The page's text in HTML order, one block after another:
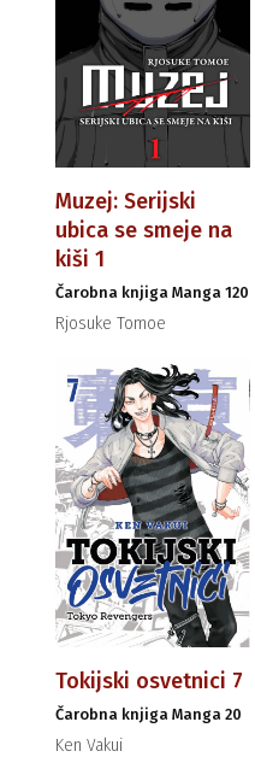
Muzej: Serijski
ubica se smeje na
kiši 1
Čarobna knjiga Manga 120
Rjosuke Tomoe
Tokijski osvetnici 7
Čarobna knjiga Manga 20
Ken Vakui